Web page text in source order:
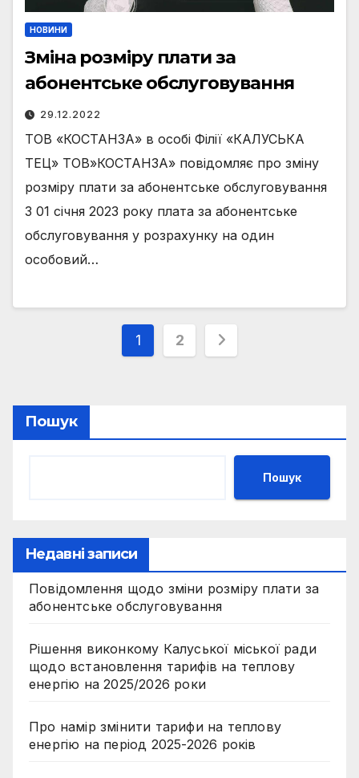
НОВИНИ
Зміна розміру плати за
абонентське обслуговування
29.12.2022
ТОВ «КОСТАНЗА» в особі Філії «КАЛУСЬКА
ТЕЦ» ТОВ»КОСТАНЗА» повідомляє про зміну
розміру плати за абонентське обслуговування
З 01 січня 2023 року плата за абонентське
обслуговування у розрахунку на один
особовий…
Пагінація
1 2
Пошук
Пошук
Недавні записи
Повідомлення щодо зміни розміру плати за
абонентське обслуговування
Рішення виконкому Калуської міської ради
щодо встановлення тарифів на теплову
енергію на 2025/2026 роки
Про намір змінити тарифи на теплову
енергію на період 2025-2026 років